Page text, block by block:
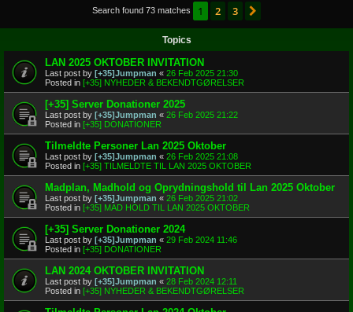
Search found 73 matches 1 2 3
Topics
LAN 2025 OKTOBER INVITATION
Last post by [+35]Jumpman « 26 Feb 2025 21:30
Posted in [+35] NYHEDER & BEKENDTGØRELSER
[+35] Server Donationer 2025
Last post by [+35]Jumpman « 26 Feb 2025 21:22
Posted in [+35] DONATIONER
Tilmeldte Personer Lan 2025 Oktober
Last post by [+35]Jumpman « 26 Feb 2025 21:08
Posted in [+35] TILMELDTE TIL LAN 2025 OKTOBER
Madplan, Madhold og Oprydningshold til Lan 2025 Oktober
Last post by [+35]Jumpman « 26 Feb 2025 21:02
Posted in [+35] MAD HOLD TIL LAN 2025 OKTOBER
[+35] Server Donationer 2024
Last post by [+35]Jumpman « 29 Feb 2024 11:46
Posted in [+35] DONATIONER
LAN 2024 OKTOBER INVITATION
Last post by [+35]Jumpman « 28 Feb 2024 12:11
Posted in [+35] NYHEDER & BEKENDTGØRELSER